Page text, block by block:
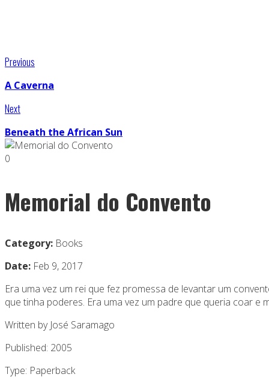
Previous
A Caverna
Next
Beneath the African Sun
0
Memorial do Convento
Category: Books
Date: Feb 9, 2017
Era uma vez um rei que fez promessa de levantar um
que tinha poderes. Era uma vez um padre que queria coar e
Written by José Saramago
Published: 2005
Type: Paperback